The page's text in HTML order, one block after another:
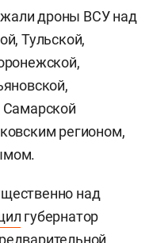
дроны ВСУ над
Тульской,
Самарской
регионом,
над
губернатор